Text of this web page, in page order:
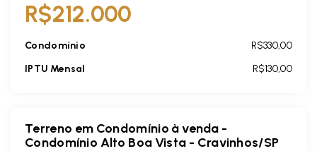
R$212.000
Condomínio
R$330,00
IPTU Mensal
R$130,00
Terreno em Condomínio à venda -
Condomínio Alto Boa Vista - Cravinhos/SP